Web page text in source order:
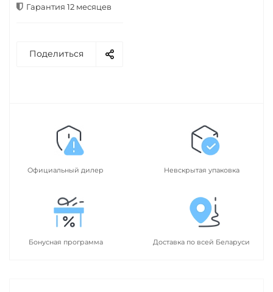
Гарантия 12 месяцев
Поделиться
Официальный дилер Невскрытая упаковка
Бонусная программа Доставка по всей Беларуси